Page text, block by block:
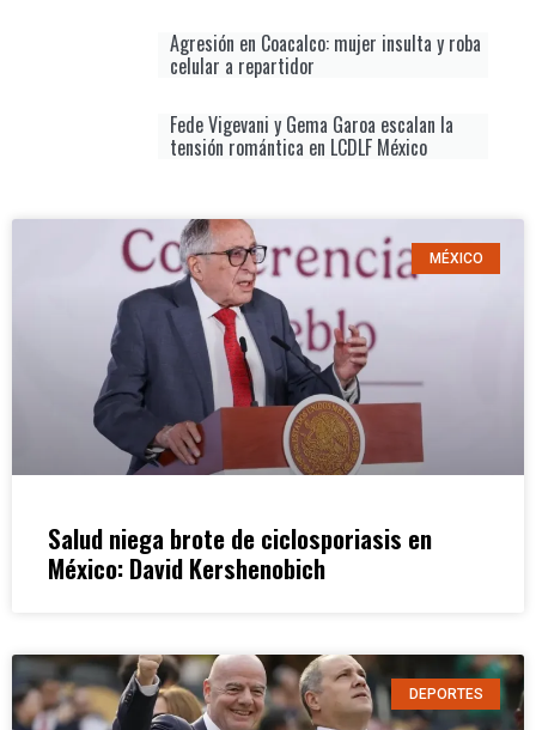
Agresión en Coacalco: mujer insulta y roba
celular a repartidor
Fede Vigevani y Gema Garoa escalan la
tensión romántica en LCDLF México
MÉXICO
Salud niega brote de ciclosporiasis en
México: David Kershenobich
DEPORTES